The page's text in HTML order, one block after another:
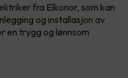
fra Elkonor, som kan
og installasjon av
en trygg og lønnsom